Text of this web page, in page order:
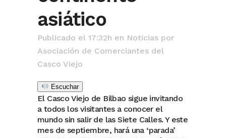
asiático
Publicado el 17:32h en Noticias por
Asociación de Comerciantes del
Casco Viejo
Escuchar
El Casco Viejo de Bilbao sigue invitando
a todos los visitantes a conocer el
mundo sin salir de las Siete Calles. Y este
mes de septiembre, hará una ‘parada’